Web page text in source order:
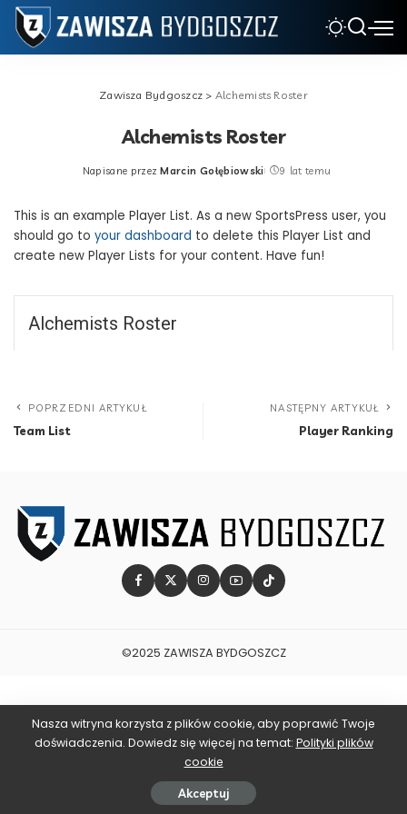
Zawisza Bydgoszcz > Alchemists Roster
Alchemists Roster
Posted
Napisane przez Marcin Gołębiowski 9 lat temu
This is an example Player List. As a new SportsPress user, you
should go to your dashboard to delete this Player List and
create new Player Lists for your content. Have fun!
Alchemists Roster
POPRZEDNI ARTYKUŁ
Team List
NASTĘPNY ARTYKUŁ
Player Ranking
©2025 ZAWISZA BYDGOSZCZ
Nasza witryna korzysta z plików cookie, aby poprawić Twoje
doświadczenia. Dowiedz się więcej na temat: Polityki plików
cookie
Akceptuj